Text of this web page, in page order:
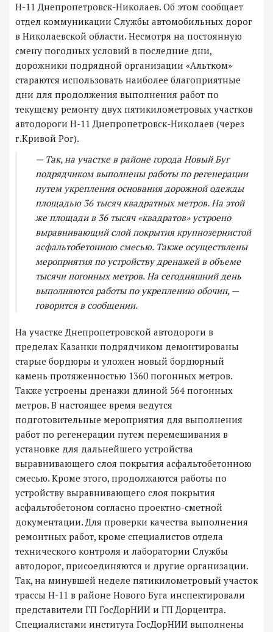
Н-11 Днепропетровск-Николаев. Об этом сообщает
отдел коммуникации Службы автомобильных дорог
в Николаевской области. Несмотря на постоянную
смену погодных условий в последние дни,
дорожники подрядной организации «Альтком»
стараются использовать наиболее благоприятные
дни для продолжения выполнения работ по
текущему ремонту двух пятикилометровых участков
автодороги Н-11 Днепропетровск-Николаев (через
г.Кривой Рог).
— Так, на участке в районе города Новый Буг
подрядчиком выполнены работы по регенерации
путем укрепления основания дорожной одежды
площадью 36 тысяч квадратных метров. На этой
же площади в 36 тысяч «квадратов» устроено
выравнивающий слой покрытия крупнозернистой
асфальтобетонною смесью. Также осуществлены
мероприятия по устройству дренажей в объеме
тысячи погонных метров. На сегодняшний день
выполняются работы по укреплению обочин, —
говорится в сообщении.
На участке Днепропетровской автодороги в
пределах Казанки подрядчиком демонтированы
старые бордюры и уложен новый бордюрный
камень протяженностью 1360 погонных метров.
Также устроены дренажи длиной 564 погонных
метров. В настоящее время ведутся
подготовительные мероприятия для выполнения
работ по регенерации путем перемешивания в
установке для дальнейшего устройства
выравнивающего слоя покрытия асфальтобетонною
смесью. Кроме этого, продолжаются работы по
устройству выравнивающего слоя покрытия
асфальтобетоном согласно проектно-сметной
документации. Для проверки качества выполнения
ремонтных работ, кроме специалистов отдела
технического контроля и лаборатории Службы
автодорог, присоединяются и другие организации.
Так, на минувшей неделе пятикилометровый участок
трассы Н-11 в районе Нового Буга инспектировали
представители ГП ГосДорНИИ и ГП Дорцентра.
Специалистами института ГосДорНИИ выполнены